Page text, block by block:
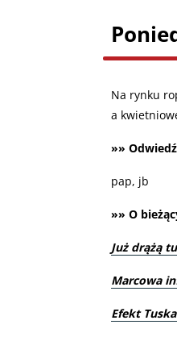
Na rynku
a
»» Odwiedź
pap, jb
»» O
Już drążą
Marcowa
Efekt